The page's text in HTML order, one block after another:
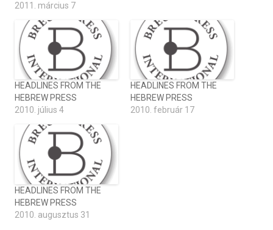
2011. március 7
HEADLINES FROM THE
HEBREW PRESS
2010. július 4
HEADLINES FROM THE
HEBREW PRESS
2010. február 17
HEADLINES FROM THE
HEBREW PRESS
2010. augusztus 31